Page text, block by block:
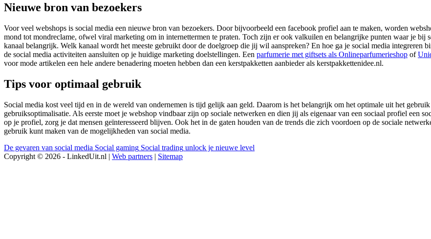
Nieuwe bron van bezoekers
Voor veel webshops is social media een nieuwe bron van bezoekers. Door bijvoorbeeld een facebook profiel aan te maken, worden
mond tot mondreclame, ofwel viral marketing om in internettermen te praten. Toch zijn er ook valkuilen en belangrijke punten waar je bij
kanaal belangrijk. Welk kanaal wordt het meeste gebruikt door de doelgroep die jij wil aanspreken? En hoe ga je social media integreren
de social media activiteiten aansluiten op je huidige marketing doelstellingen. Een parfumerie met giftsets als Onlineparfumerieshop of
voor mode artikelen een hele andere benadering moeten hebben dan een kerstpakketten aanbieder als kerstpakkettenidee.nl.
Tips voor optimaal gebruik
Social media kost veel tijd en in de wereld van ondernemen is tijd gelijk aan geld. Daarom is het belangrijk om het optimale uit het
gebruiksoptimalisatie. Als eerste moet je webshop vindbaar zijn op sociale netwerken en dien jij als eigenaar van een sociaal profiel een
op je profiel, zorg je dat mensen geïnteresseerd blijven. Ook het in de gaten houden van de trends die zich voordoen op de sociale
gebruik kunt maken van de mogelijkheden van social media.
De gevaren van social media Social gaming Social trading unlock je nieuwe level
Copyright © 2026 - LinkedUit.nl | Web partners | Sitemap